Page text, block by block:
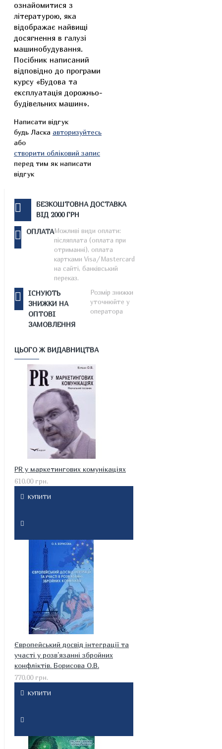
ознайомитися з
літературою, яка
відображає найвищі
досягнення в галузі
машинобудування.
Посібник написаний
відповідно до програми
курсу «Будова та
експлуатація дорожньо-
будівельних машин».
Написати відгук
будь Ласка авторизуйтесь
або
створити обліковий запис
перед тим як написати
відгук
БЕЗКОШТОВНА ДОСТАВКА
ВІД 2000 ГРН
ОПЛАТАМожливі види оплати:
післяплата (оплата при
отриманні), оплата
картками Visa/Mastercard
на сайті, банківський
переказ.
ІСНУЮТЬ
ЗНИЖКИ НА
ОПТОВІ
ЗАМОВЛЕННЯ
Розмір знижки
уточнюйте у
оператора
ЦЬОГО Ж ВИДАВНИЦТВА
PR у маркетингових комунікаціях
610.00 грн.
КУПИТИ
Європейський досвід інтеграції та
участі у розв’язанні збройних
конфліктів. Борисова О.В.
770.00 грн.
КУПИТИ